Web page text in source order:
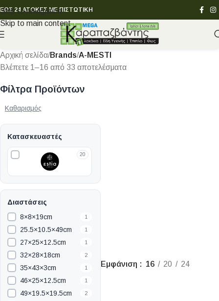
Skip to navigation
Skip to main content
ΕΩΣ 24 ΑΤΟΚΕΣ ΜΕ ΠΙΣΤΩΤΙΚΗ
Αρχική σελίδα/Brands/A-MESTI
Βλέπετε 1–16 από 33 αποτελέσματα
Φίλτρα Προϊόντων
Καθαρισμός
Κατασκευαστές
20
Διαστάσεις
8×8×19cm
1
25.5×10.5×49cm 1
27×25×12.5cm 1
32×28×18cm 2
35×43×3cm 1
46×25×12.5cm 1
49×19.5×19.5cm 2
Εμφάνιση 16 20 24